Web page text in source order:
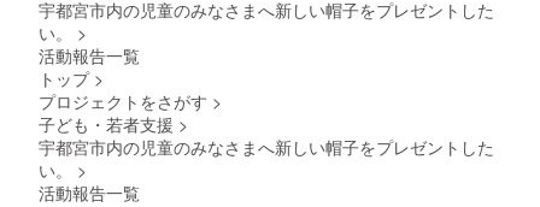
宇都宮市内の児童のみなさまへ新しい帽子をプレゼントした
い。
>
活動報告一覧
トップ >
プロジェクトをさがす >
子ども・若者支援 >
宇都宮市内の児童のみなさまへ新しい帽子をプレゼントした
い。
>
活動報告一覧